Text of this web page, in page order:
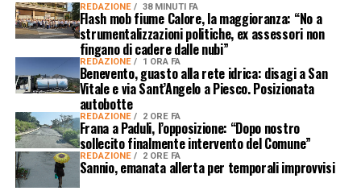
REDAZIONE 38 MINUTI FA
Flash mob fiume Calore, la maggioranza: “No a
strumentalizzazioni politiche, ex assessori non
fingano di cadere dalle nubi”
REDAZIONE 1 ORA FA
Benevento, guasto alla rete idrica: disagi a San
Vitale e via Sant’Angelo a Piesco. Posizionata
autobotte
REDAZIONE 2 ORE FA
Frana a Paduli, l’opposizione: “Dopo nostro
sollecito finalmente intervento del Comune”
REDAZIONE 2 ORE FA
Sannio, emanata allerta per temporali improvvisi